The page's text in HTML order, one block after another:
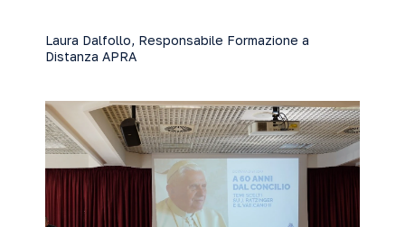
Laura Dalfollo, Responsabile Formazione a
Distanza APRA